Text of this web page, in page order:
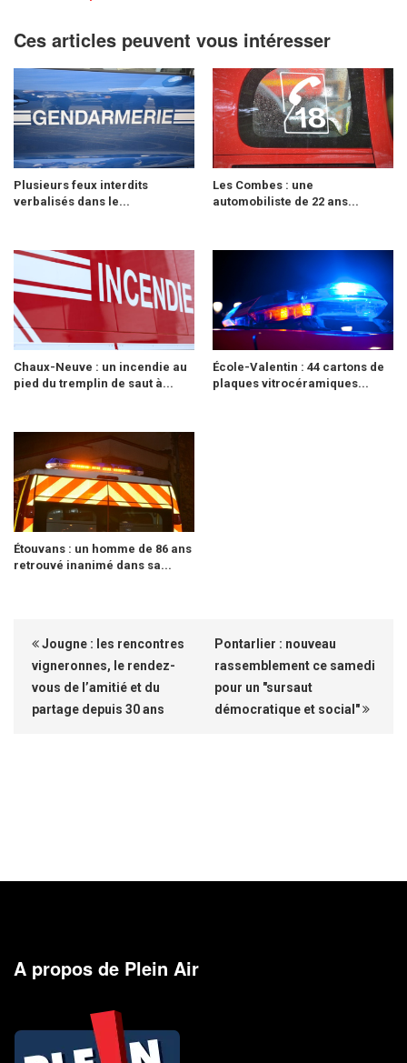
Ces articles peuvent vous intéresser
Plusieurs feux interdits
verbalisés dans le...
Les Combes : une
automobiliste de 22 ans...
Chaux-Neuve : un incendie au
pied du tremplin de saut à...
École-Valentin : 44 cartons de
plaques vitrocéramiques...
Étouvans : un homme de 86 ans
retrouvé inanimé dans sa...
Jougne : les rencontres
vigneronnes, le rendez-
vous de l’amitié et du
partage depuis 30 ans
Pontarlier : nouveau
rassemblement ce samedi
pour un "sursaut
démocratique et social"
A propos de Plein Air